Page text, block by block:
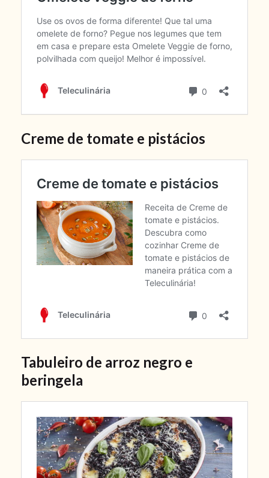
Creme de tomate e pistácios
Tabuleiro de arroz negro e
beringela